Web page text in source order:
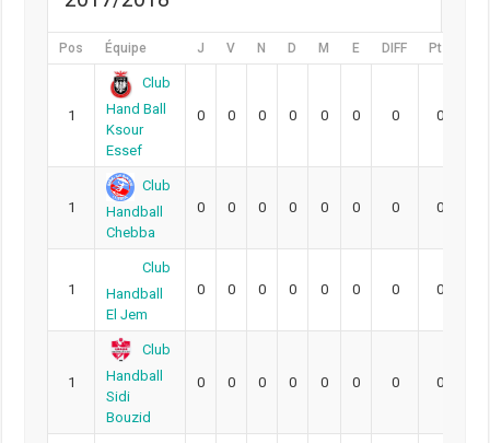
Pos Équipe J V N D M E DIFF Pts
1
Club
Hand Ball
Ksour
Essef
0 0 0 0 0 0 0 0
1
Club
Handball
Chebba
0 0 0 0 0 0 0 0
1
Club
Handball
El Jem
0 0 0 0 0 0 0 0
1
Club
Handball
Sidi
Bouzid
0 0 0 0 0 0 0 0